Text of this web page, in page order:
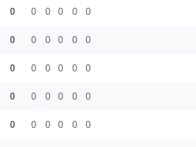
0
0
0
0
0
0
0
0
0
0
0
0
0
0
0
0
0
0
0
0
0
0
0
0
0
0
0
0
0
0